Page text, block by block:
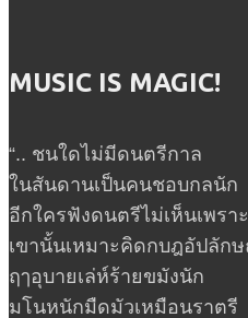
MUSIC IS MAGIC!
“.. ชนใดไม่มีดนตรีกาล
ในสันดานเป็นคนชอบกลนัก
อีกใครฟังดนตรีไม่เห็นเพราะ
เขานั้นเหมาะคิดกบฎอัปลัก
ฤๅอุบายเล่ห์ร้ายขมังนัก
มโนหนักมืดมัวเหมือนราตรี